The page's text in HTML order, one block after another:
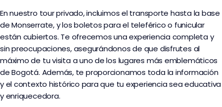
En nuestro tour privado, incluimos el transporte hasta la base
de Monserrate, y los boletos para el teleférico o funicular
están cubiertos. Te ofrecemos una experiencia completa y
sin preocupaciones, asegurándonos de que disfrutes al
máximo de tu visita a uno de los lugares más emblemáticos
de Bogotá. Además, te proporcionamos toda la información
y el contexto histórico para que tu experiencia sea educativa
y enriquecedora.